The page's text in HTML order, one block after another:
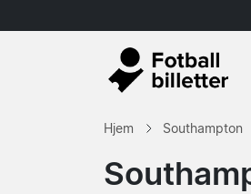
Hjem Southampton